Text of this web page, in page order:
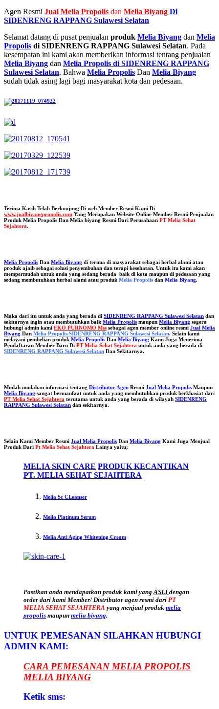
Agen Resmi Jual Melia Propolis dan Melia Biyang Di
SIDENRENG RAPPANG Sulawesi Selatan
Selamat datang di pusat penjualan produk Melia Biyang dan Melia
Propolis di SIDENRENG RAPPANG Sulawesi Selatan. Pada
kesempatan ini kami akan memberikan informasi tentang penjualan
Melia Biyang dan Melia Propolis di SIDENRENG RAPPANG
Sulawesi Selatan. Bahwa Melia Propolis Dan Melia Biyang
sudah tidak asing lagi bagi masyarakat kota dan pedesaan.
Terima Kasih Telah Berkunjung Di web Member Resmi Kami Di
www.jualbiyangpropolis.com Yang Merupakan Website Online Member Resmi Penjualan
Produk Melia Propolis Dan Melia biyang Resmi Dari Perusahaan PT Melia Sehat
Sejahtera.
Melia Propolis Dan Melia Biyang di terima di masyarakat sebagai herbal alami atau
produk ajaib sebagai solusi penyembuhan dan terapi kesehatan. Untuk itu kami akan
mempermudah untuk anda yang sedang berada baik di kota maupun di pedesaan yang
sedang membutuhkan herbal alami atau produk Melia Propolis dan Melia Biyang.
Maka dari itu untuk anda yang berada di SIDENRENG RAPPANG Sulawesi Selatan dan
sekitarnya ingin atau membutuhkan baik Melia Propolis maupun Melia Biyang segera
hubungi admin kami EKO PURNOMO Mss sebagai agen member online resmi Jual Melia
Biyang Dan Melia Propolis SIDENRENG RAPPANG Sulawesi Selatan. Selain kami
melayani pembelian produk Melia Propolis Dan Melia Biyang Kami Juga Menerima
Pendaftaran Member Baru Di PT Melia Sehat Sejahtera untuk anda yang berada di
SIDENRENG RAPPANG Sulawesi Selatan Dan Sekitarnya.
Mudah mudahan informasi tentang Distributor Agen Resmi Jual Melia Propolis Maupun
Melia Biyang sangat bermanfaat untuk anda yang membutuhkan produk berkhasiat dari
PT Melia Sehat Sejahtera terutama untuk anda yang berada di wilayah SIDENRENG
RAPPANG Sulawesi Selatan dan sekitarnya.
Selain Kami Member Resmi Jual Melia Propolis Dan Melia Biyang Kami Juga Menjual
Produk Dari Pt Melia Sehat Sejahtera Lainya yaitu;
MELIA SKIN CARE PRODUK KECANTIKAN
PT. MELIA SEHAT SEJAHTERA
Melia Sc CLeanser
Melia Platinum Serum
Melia Anti Aging Whitening Cream
Pastikan anda mendapatkan produk kami yang ASLIdengan
order dari kami Member/ Distributor agen resmi dari PT
MELIA SEHAT SEJAHTERA yang menjual produk melia
propolis maupun melia biyang.
UNTUK PEMESANAN SILAHKAN HUBUNGI
ADMIN KAMI:
CARA PEMESANAN MELIA PROPOLIS
MELIA BIYANG
Ketik sms: